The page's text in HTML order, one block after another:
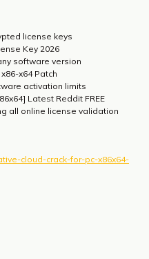
license keys
Key 2026
software version
x64 Patch
activation limits
Latest Reddit FREE
all online license validation
cloud-crack-for-pc-x86x64-